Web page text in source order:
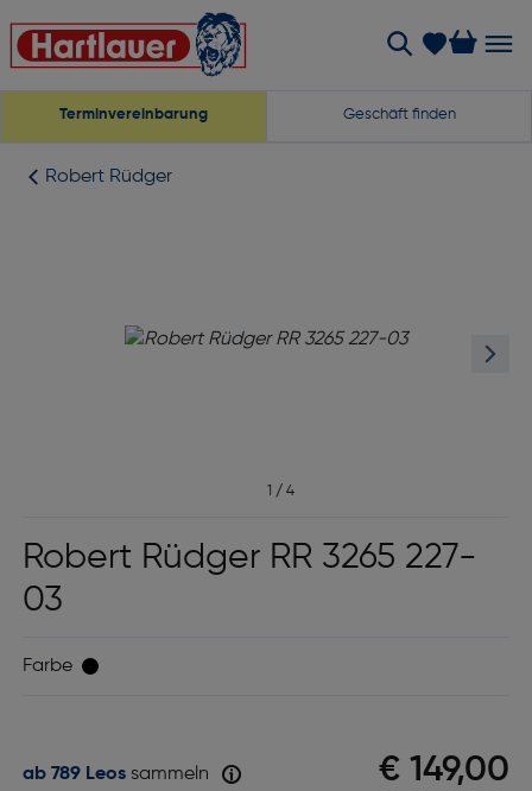
Terminvereinbarung Geschäft finden
Robert Rüdger
1 / 4
Robert Rüdger RR 3265 227-
03
Farbe
€ 149,00
ab 789 Leossammeln